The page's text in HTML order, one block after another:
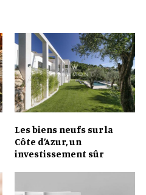
Les biens neufs sur la
Côte d’Azur, un
investissement sûr